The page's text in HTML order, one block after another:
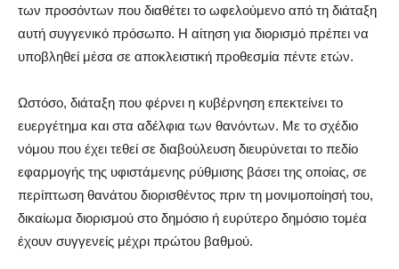
των προσόντων που διαθέτει το ωφελούμενο από τη διάταξη
αυτή συγγενικό πρόσωπο. Η αίτηση για διορισμό πρέπει να
υποβληθεί μέσα σε αποκλειστική προθεσμία πέντε ετών.
Ωστόσο, διάταξη που φέρνει η κυβέρνηση επεκτείνει το
ευεργέτημα και στα αδέλφια των θανόντων. Με το σχέδιο
νόμου που έχει τεθεί σε διαβούλευση διευρύνεται το πεδίο
εφαρμογής της υφιστάμενης ρύθμισης βάσει της οποίας, σε
περίπτωση θανάτου διορισθέντος πριν τη μονιμοποίησή του,
δικαίωμα διορισμού στο δημόσιο ή ευρύτερο δημόσιο τομέα
έχουν συγγενείς μέχρι πρώτου βαθμού.